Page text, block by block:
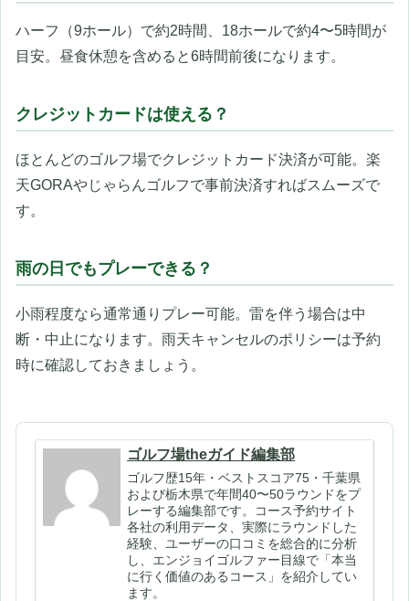
ハーフ（9ホール）で約2時間、18ホールで約4〜5時間が
目安。昼食休憩を含めると6時間前後になります。
クレジットカードは使える？
ほとんどのゴルフ場でクレジットカード決済が可能。楽
天GORAやじゃらんゴルフで事前決済すればスムーズで
す。
雨の日でもプレーできる？
小雨程度なら通常通りプレー可能。雷を伴う場合は中
断・中止になります。雨天キャンセルのポリシーは予約
時に確認しておきましょう。
ゴルフ場theガイド編集部
ゴルフ歴15年・ベストスコア75・千葉県
および栃木県で年間40〜50ラウンドをプ
レーする編集部です。コース予約サイト
各社の利用データ、実際にラウンドした
経験、ユーザーの口コミを総合的に分析
し、エンジョイゴルファー目線で「本当
に行く価値のあるコース」を紹介してい
ます。